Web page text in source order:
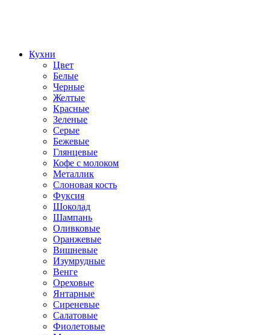
Кухни
Цвет
Белые
Черные
Желтые
Красные
Зеленые
Серые
Бежевые
Глянцевые
Кофе с молоком
Металлик
Слоновая кость
Фуксия
Шоколад
Шампань
Оливковые
Оранжевые
Вишневые
Изумрудные
Венге
Ореховые
Янтарные
Сиреневые
Салатовые
Фиолетовые